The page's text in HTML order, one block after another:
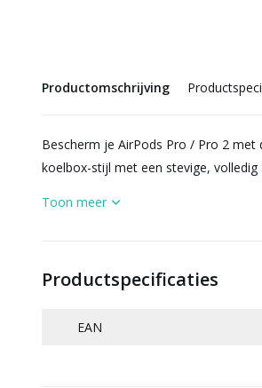
Productomschrijving
Bescherm je AirPods Pro / Pro 2
koelbox-stijl met een stevige,
Toon meer
Productspecificaties
EAN